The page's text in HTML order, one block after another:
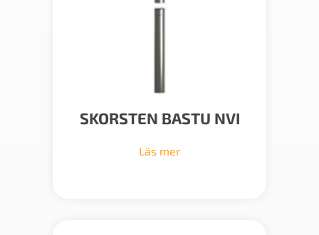
SKORSTEN BASTU NVI
Läs mer